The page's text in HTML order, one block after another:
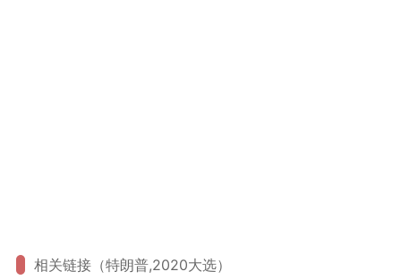
相关链接（特朗普,2020大选）